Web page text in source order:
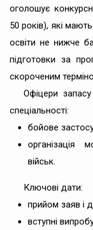
оголошує
50 років), які
освіти не нижче
підготовки за
скороченим
Офіцери
спеціальності:
бойове
організація
військ.
Ключові дати:
прийом заяв і
вступні